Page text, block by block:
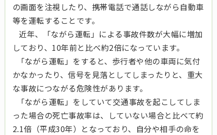
の画面を注視したり、携帯電話で通話しながら自動車
等を運転することです。
近年、「ながら運転」による事故件数が大幅に増加
しており、10年前と比べ約2倍になっています。
「ながら運転」をすると、歩行者や他の車両に気付
かなかったり、信号を見落としてしまったりと、重大
な事故につながる危険性があります。
「ながら運転」をしていて交通事故を起こしてしま
った場合の死亡事故率は、していない場合と比べて約
2.1倍（平成30年）となっており、自分や相手の命を